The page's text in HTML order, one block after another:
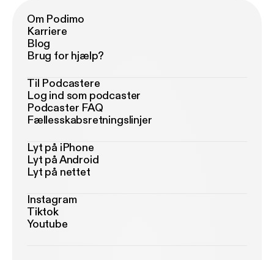
Om Podimo
Karriere
Blog
Brug for hjælp?
Til Podcastere
Log ind som podcaster
Podcaster FAQ
Fællesskabsretningslinjer
Lyt på iPhone
Lyt på Android
Lyt på nettet
Instagram
Tiktok
Youtube